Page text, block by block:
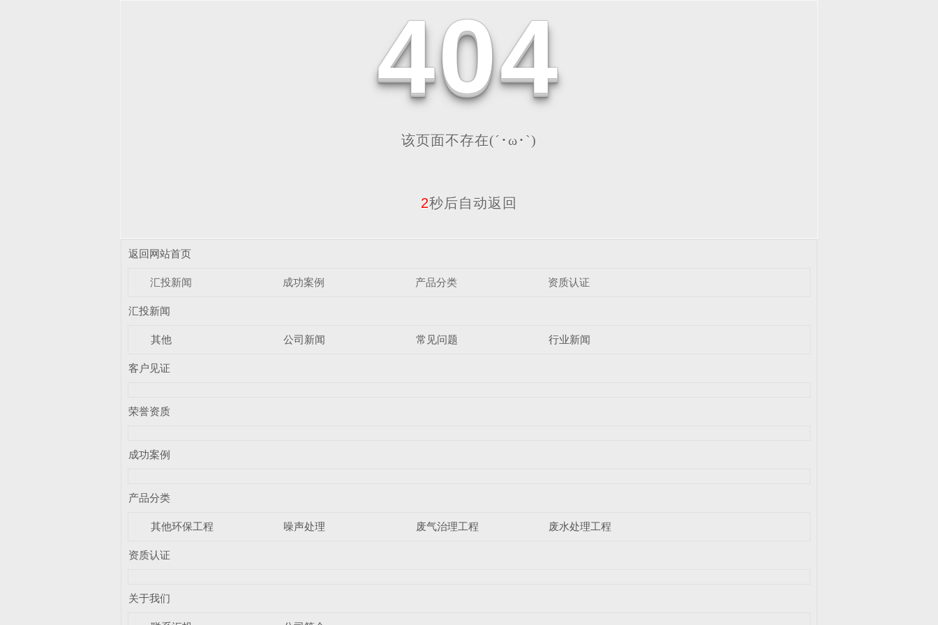
404
该页面不存在(´･ω･`)
2秒后自动返回
返回网站首页
汇投新闻 成功案例 产品分类 资质认证
汇投新闻
其他 公司新闻 常见问题 行业新闻
客户见证
荣誉资质
成功案例
产品分类
其他环保工程 噪声处理 废气治理工程 废水处理工程
资质认证
关于我们